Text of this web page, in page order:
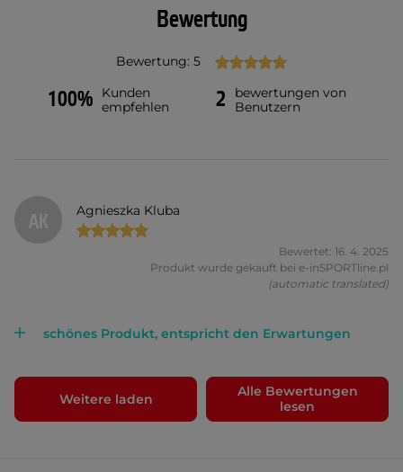
Bewertung
Bewertung: 5
100%
Kunden
empfehlen
2
bewertungen von
Benutzern
AK Agnieszka Kluba
Bewertet: 16. 4. 2025
Produkt wurde gekauft bei e-inSPORTline.pl
(automatic translated)
schönes Produkt, entspricht den Erwartungen
Weitere laden
Alle Bewertungen
lesen